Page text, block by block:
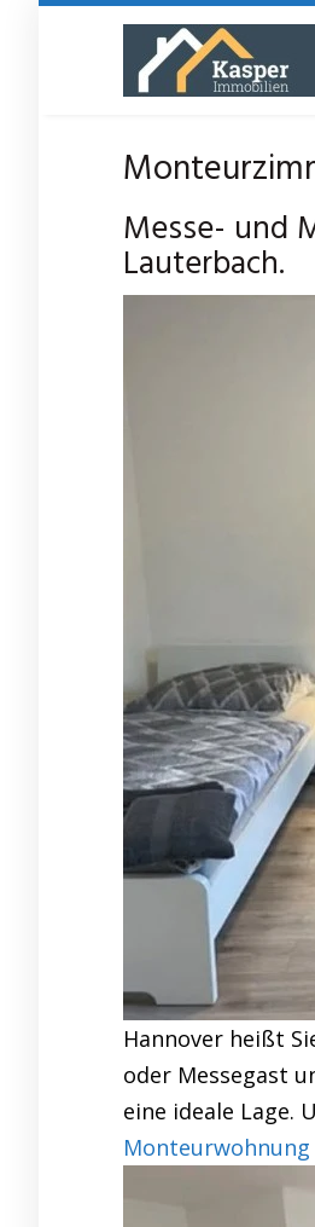
Messe- und
Lauterbach.
Hannover heißt
oder Messegast
eine ideale Lage.